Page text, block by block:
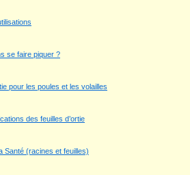
se faire piquer ?
pour les poules et les volailles
des feuilles d’ortie
Santé (racines et feuilles)